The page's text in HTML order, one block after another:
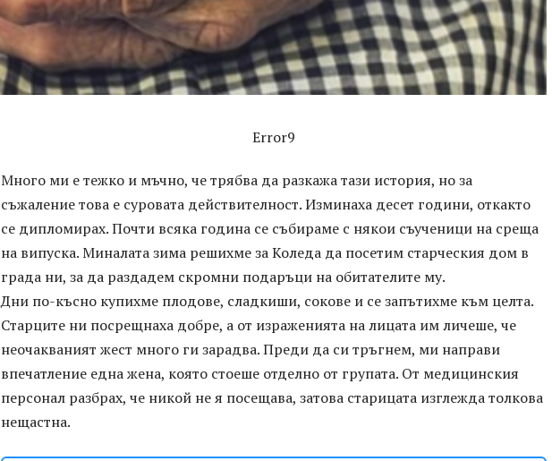
Error9
Много ми е тежко и мъчно, че трябва да разкажа тази история, но за
съжаление това е суровата действителност. Изминаха десет години, откакто
се дипломирах. Почти всяка година се събираме с някои съученици на среща
на випуска. Миналата зима решихме за Коледа да посетим старческия дом в
града ни, за да раздадем скромни подаръци на обитателите му.
Дни по-късно купихме плодове, сладкиши, сокове и се запътихме към целта.
Старците ни посрещнаха добре, а от израженията на лицата им личеше, че
неочакваният жест много ги зарадва. Преди да си тръгнем, ми направи
впечатление една жена, която стоеше отделно от групата. От медицинския
персонал разбрах, че никой не я посещава, затова старицата изглежда толкова
нещастна.